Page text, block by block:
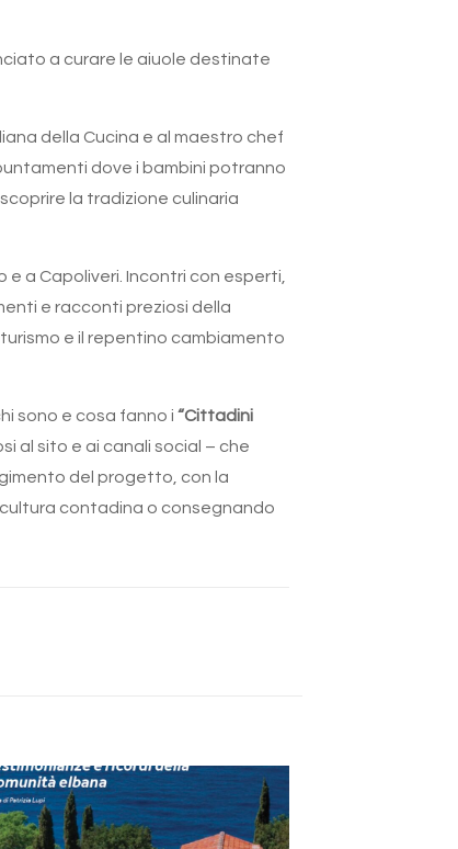
a curare le aiuole destinate
della Cucina e al maestro chef
dove i bambini potranno
la tradizione culinaria
a Capoliveri. Incontri con esperti,
e racconti preziosi della
e il repentino cambiamento
sono e cosa fanno i “Cittadini
al sito e ai canali social – che
del progetto, con la
contadina o consegnando